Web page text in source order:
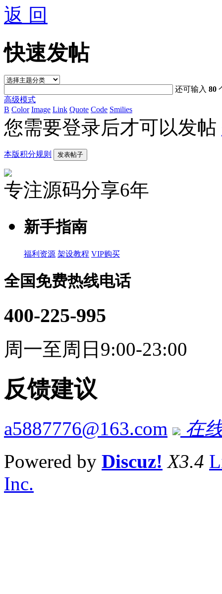
返 回
快速发帖
还可输入80
高级模式
B Color Image Link Quote Code Smilies
您需要登录后才可以发帖
本版积分规则 发表帖子
专注源码分享6年
新手指南
福利资源 架设教程 VIP购买
全国免费热线电话
400-225-995
周一至周日9:00-23:00
反馈建议
a5887776@163.com
在
Powered by Discuz! X3.4
Inc.